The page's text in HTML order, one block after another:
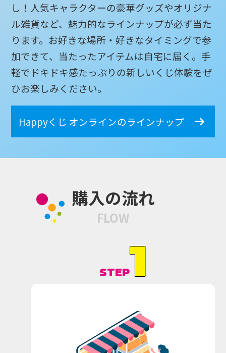
シリーズ・キャラクター
お知らせ
お問い合わせ
し！人気キャラクターの豪華グッズやオリジナ
ル雑貨など、魅力的なラインナップが必ず当た
ります。お好きな場所・好きなタイミングで参
加できて、当たったアイテムは自宅に届く。手
軽でドキドキ感たっぷりの新しいくじ体験をぜ
ひお楽しみください。
Happyくじ オンラインのラインナップ
購入の流れ
FLOW
STEP1